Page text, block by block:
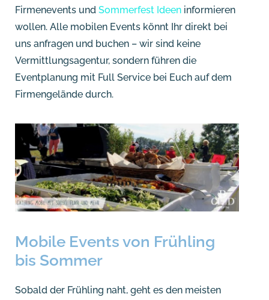
Firmenevents und Sommerfest Ideen informieren
wollen. Alle mobilen Events könnt Ihr direkt bei
uns anfragen und buchen – wir sind keine
Vermittlungsagentur, sondern führen die
Eventplanung mit Full Service bei Euch auf dem
Firmengelände durch.
Mobile Events von Frühling
bis Sommer
Sobald der Frühling naht, geht es den meisten